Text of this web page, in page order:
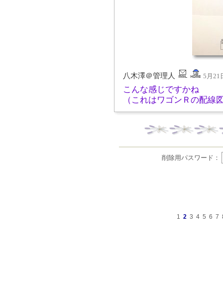
八木澤＠管理人 5月21
こんな感じですかね
（これはワゴンＲの配線
削除用パスワード：
1 2 3 4 5 6 7